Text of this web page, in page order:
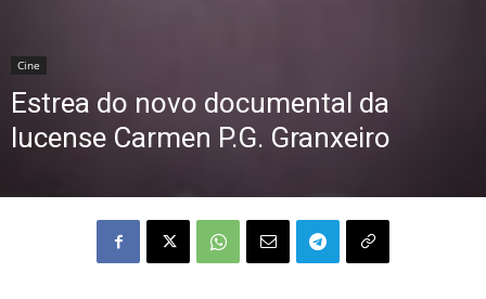
Cine
Estrea do novo documental da
lucense Carmen P.G. Granxeiro